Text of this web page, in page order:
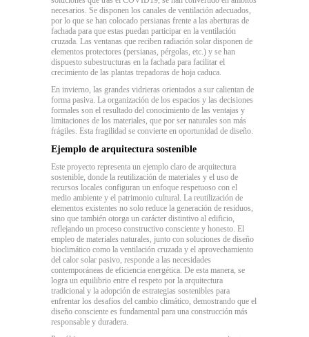
necesarios. Se disponen los canales de ventilación adecuados,
por lo que se han colocado persianas frente a las aberturas de
fachada para que estas puedan participar en la ventilación
cruzada. Las ventanas que reciben radiación solar disponen de
elementos protectores (persianas, pérgolas, etc.) y se han
dispuesto subestructuras en la fachada para facilitar el
crecimiento de las plantas trepadoras de hoja caduca.
En invierno, las grandes vidrieras orientados a sur calientan de
forma pasiva. La organización de los espacios y las decisiones
formales son el resultado del conocimiento de las ventajas y
limitaciones de los materiales, que por ser naturales son más
frágiles. Esta fragilidad se convierte en oportunidad de diseño.
Ejemplo de arquitectura sostenible
Este proyecto representa un ejemplo claro de arquitectura
sostenible, donde la reutilización de materiales y el uso de
recursos locales configuran un enfoque respetuoso con el
medio ambiente y el patrimonio cultural. La reutilización de
elementos existentes no solo reduce la generación de residuos,
sino que también otorga un carácter distintivo al edificio,
reflejando un proceso constructivo consciente y honesto. El
empleo de materiales naturales, junto con soluciones de diseño
bioclimático como la ventilación cruzada y el aprovechamiento
del calor solar pasivo, responde a las necesidades
contemporáneas de eficiencia energética. De esta manera, se
logra un equilibrio entre el respeto por la arquitectura
tradicional y la adopción de estrategias sostenibles para
enfrentar los desafíos del cambio climático, demostrando que el
diseño consciente es fundamental para una construcción más
responsable y duradera.